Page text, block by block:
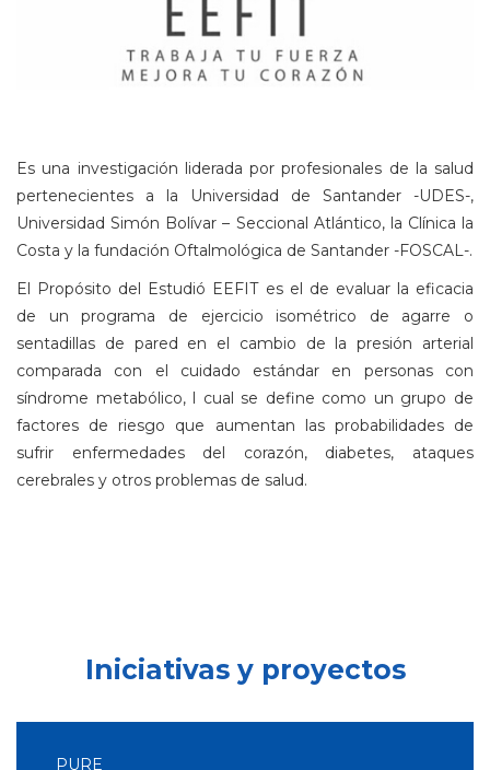
Es una investigación liderada por profesionales de la salud
pertenecientes a la Universidad de Santander -UDES-,
Universidad Simón Bolívar – Seccional Atlántico, la Clínica la
Costa y la fundación Oftalmológica de Santander -FOSCAL-.
El Propósito del Estudió EEFIT es el de evaluar la eficacia
de un programa de ejercicio isométrico de agarre o
sentadillas de pared en el cambio de la presión arterial
comparada con el cuidado estándar en personas con
síndrome metabólico, l cual se define como un grupo de
factores de riesgo que aumentan las probabilidades de
sufrir enfermedades del corazón, diabetes, ataques
cerebrales y otros problemas de salud.
Iniciativas y proyectos
PURE